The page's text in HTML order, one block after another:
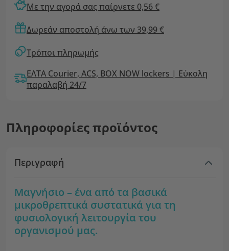
Με την αγορά σας παίρνετε 0,56 €
Δωρεάν αποστολή άνω των 39,99 €
Τρόποι πληρωμής
ΕΛΤΑ Courier, ACS, BOX NOW lockers | Εύκολη
παραλαβή 24/7
Πληροφορίες προϊόντος
Περιγραφή
Μαγνήσιο – ένα από τα βασικά
μικροθρεπτικά συστατικά για τη
φυσιολογική λειτουργία του
οργανισμού μας.